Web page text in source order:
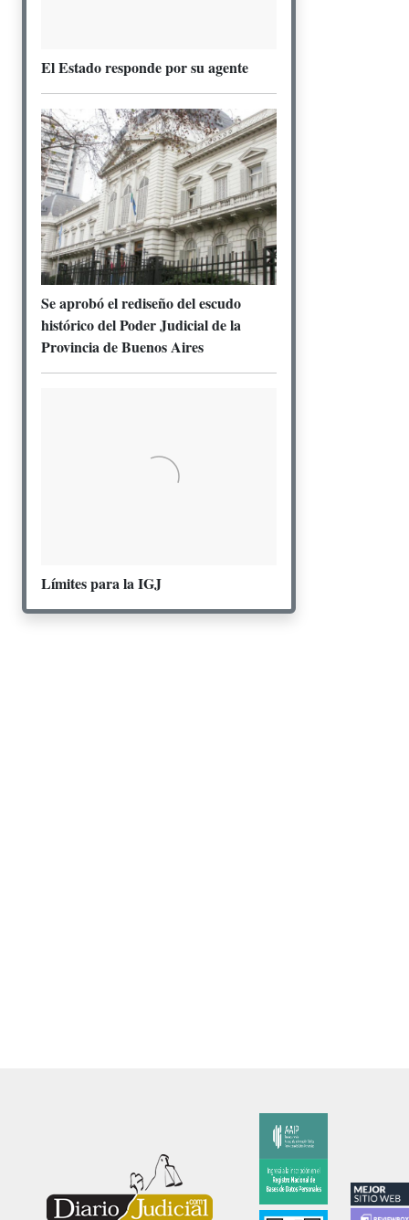
El Estado responde por su agente
Se aprobó el rediseño del escudo
histórico del Poder Judicial de la
Provincia de Buenos Aires
Límites para la IGJ